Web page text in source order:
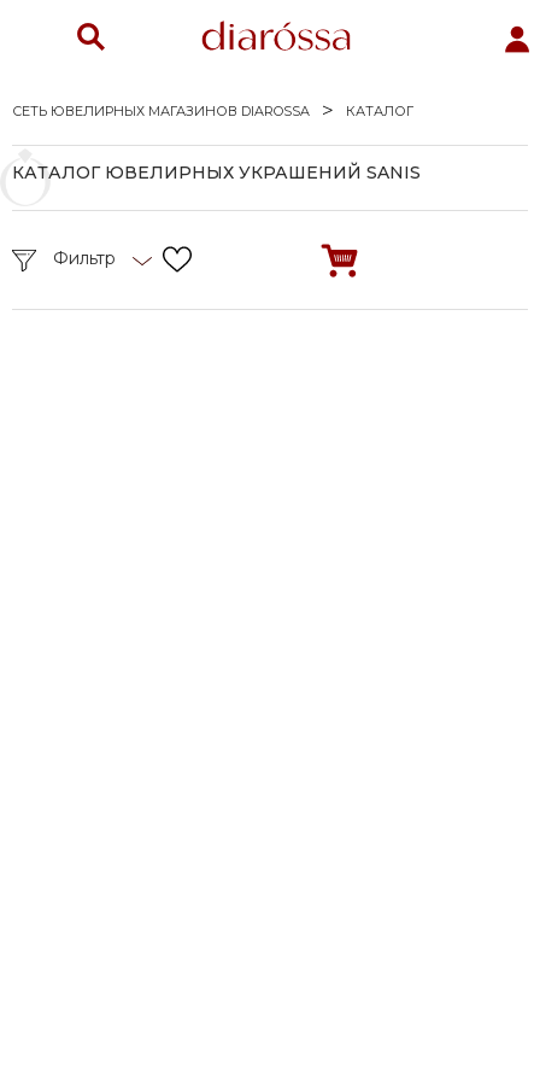
СЕТЬ ЮВЕЛИРНЫХ МАГАЗИНОВ DIAROSSA КАТАЛОГ
КАТАЛОГ ЮВЕЛИРНЫХ УКРАШЕНИЙ SANIS
Фильтр